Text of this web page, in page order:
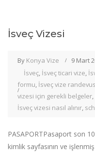
İsveç Vizesi
By Konya Vize 9 Mart
İsveç, İsveç ticari vize,
formu, İsveç vize
vizesi için gerekli belgeler,
İsveç vizesi nasıl alınır,
PASAPORTPasaport son 10
kimlik sayfasının ve